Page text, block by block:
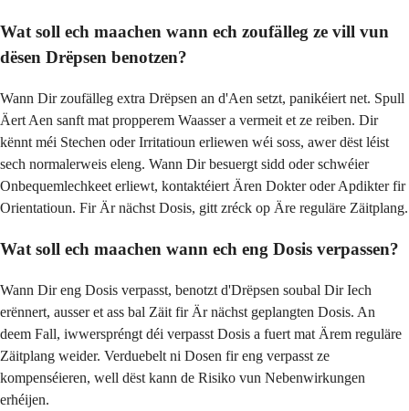
Wat soll ech maachen wann ech zoufälleg ze vill vun
dësen Drëpsen benotzen?
Wann Dir zoufälleg extra Drëpsen an d'Aen setzt, panikéiert net. Spull
Äert Aen sanft mat propperem Waasser a vermeit et ze reiben. Dir
kënnt méi Stechen oder Irritatioun erliewen wéi soss, awer dëst léist
sech normalerweis eleng. Wann Dir besuergt sidd oder schwéier
Onbequemlechkeet erliewt, kontaktéiert Ären Dokter oder Apdikter fir
Orientatioun. Fir Är nächst Dosis, gitt zréck op Äre reguläre Zäitplang.
Wat soll ech maachen wann ech eng Dosis verpassen?
Wann Dir eng Dosis verpasst, benotzt d'Drëpsen soubal Dir Iech
erënnert, ausser et ass bal Zäit fir Är nächst geplangten Dosis. An
deem Fall, iwwerspréngt déi verpasst Dosis a fuert mat Ärem reguläre
Zäitplang weider. Verduebelt ni Dosen fir eng verpasst ze
kompenséieren, well dëst kann de Risiko vun Nebenwirkungen
erhéijen.